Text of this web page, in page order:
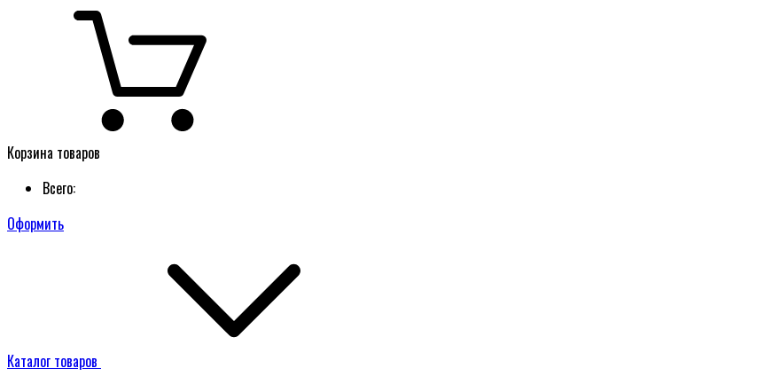
Корзина товаров
Всего:
Оформить
Каталог товаров